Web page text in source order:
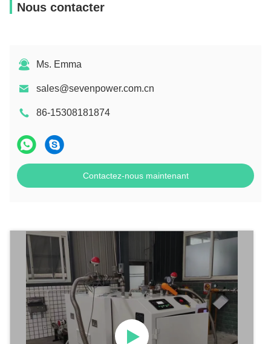
Nous contacter
Ms. Emma
sales@sevenpower.com.cn
86-15308181874
Contactez-nous maintenant